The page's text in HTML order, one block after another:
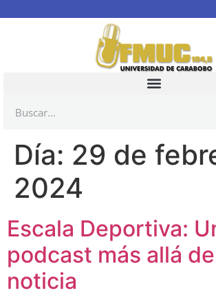
Día: 29 de
2024
Escala Deportiva:
podcast más allá
noticia